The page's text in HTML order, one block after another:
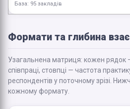
База: 95 закладів
Формати та глибина
Узагальнена матриця: кожен
співпраці, стовпці — частота
респондентів у поточному зрізі.
кожному формату.